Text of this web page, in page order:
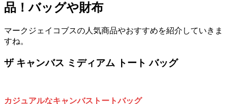
品！バッグや財布
マークジェイコブスの人気商品やおすすめを紹介していきま
すね。
ザ キャンバス ミディアム トート バッグ
カジュアルなキャンバストートバッグ